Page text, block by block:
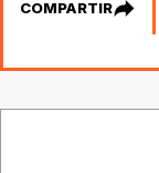
COMPARTIR